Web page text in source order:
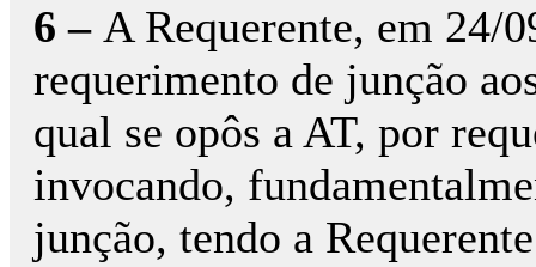
6 – A Requerente, em 24/
requerimento de junção
qual se opôs a AT, por
invocando,
junção, tendo a